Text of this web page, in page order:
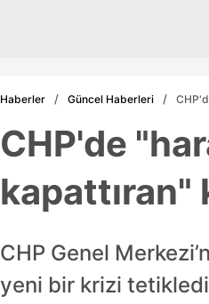
Haberler Güncel Haberleri
CHP'de
kapattıran"
CHP Genel
yeni bir krizi